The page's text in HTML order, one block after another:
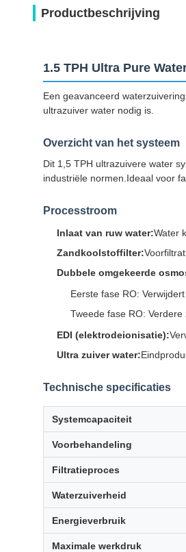
Productbeschrijving
1.5 TPH Ultra Pure
Een geavanceerd
ultrazuiver water nodig is.
Overzicht van het systeem
Dit 1,5 TPH ultrazuivere water
industriële normen.Ideaal voor
Processtroom
Inlaat van ruw water:Water
Zandkoolstoffilter:
Dubbele omgekeerde
Eerste fase RO:
Tweede fase RO:
EDI (elektrodeionisatie):
Ultra zuiver water:
Technische specificaties
Systemcapaciteit
Voorbehandeling
Filtratieproces
Waterzuiverheid
Energieverbruik
Maximale werkdruk